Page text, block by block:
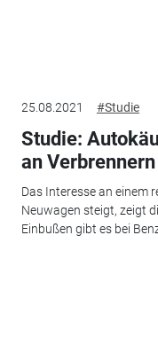
25.08.2021 #Studie
Studie:
an Verbrennern
Das Interesse an einem
Neuwagen steigt, zeigt
Einbußen gibt es bei